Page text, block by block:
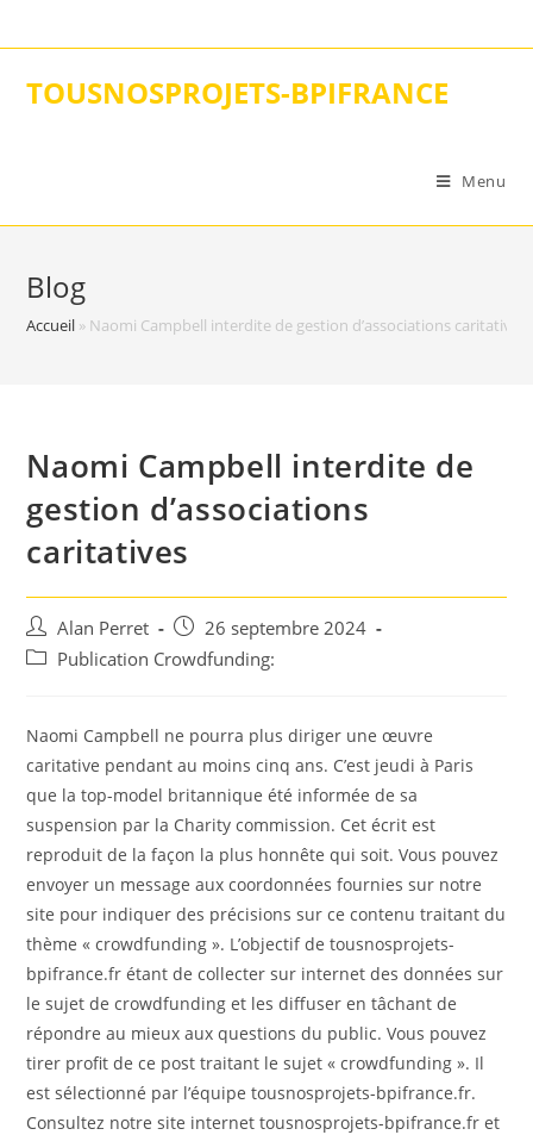
to
TOUSNOSPROJETS-BPIFRANCE
Menu
Blog
Accueil » Naomi Campbell interdite de gestion d’associations caritatives
Naomi Campbell interdite de
gestion d’associations
caritatives
Auteur/autrice
de
Alan Perret
Post
published:
26 septembre 2024
PostPublication Crowdfunding:
Naomi Campbell ne pourra plus diriger une œuvre
caritative pendant au moins cinq ans. C’est jeudi à Paris
que la top-model britannique été informée de sa
suspension par la Charity commission. Cet écrit est
reproduit de la façon la plus honnête qui soit. Vous pouvez
envoyer un message aux coordonnées fournies sur notre
site pour indiquer des précisions sur ce contenu traitant du
thème « crowdfunding ». L’objectif de tousnosprojets-
bpifrance.fr étant de collecter sur internet des données sur
le sujet de crowdfunding et les diffuser en tâchant de
répondre au mieux aux questions du public. Vous pouvez
tirer profit de ce post traitant le sujet « crowdfunding ». Il
est sélectionné par l’équipe tousnosprojets-bpifrance.fr.
Consultez notre site internet tousnosprojets-bpifrance.fr et